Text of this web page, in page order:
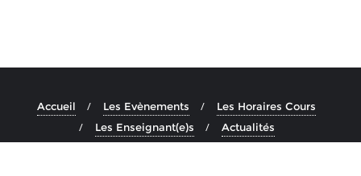
Accueil Les Evènements
Les Horaires Cours
Les Enseignant(e)s
Actualités